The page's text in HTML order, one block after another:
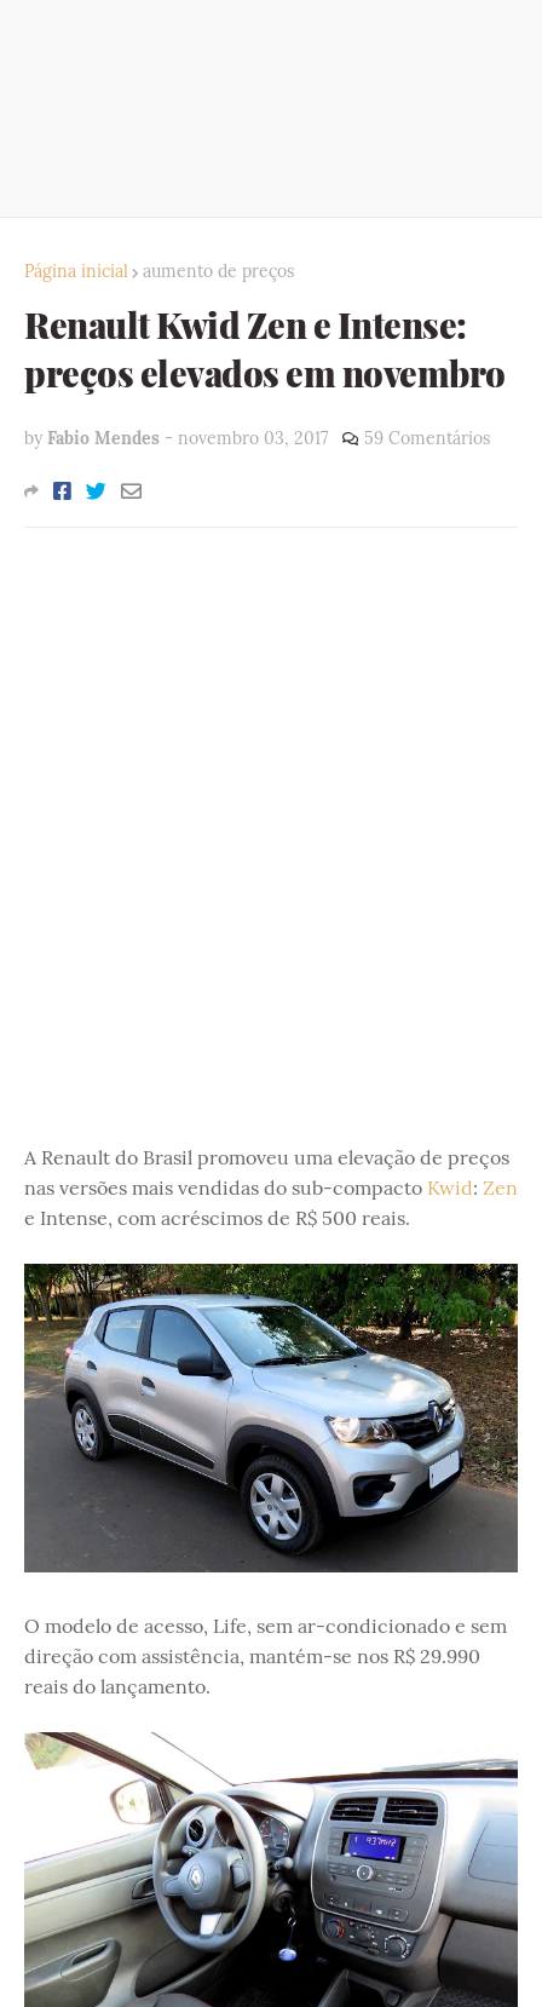
Página inicial aumento de preços
Renault Kwid Zen e Intense:
preços elevados em novembro
by Fabio Mendes - novembro 03, 2017 59 Comentários
A Renault do Brasil promoveu uma elevação de preços
nas versões mais vendidas do sub-compacto Kwid: Zen
e Intense, com acréscimos de R$ 500 reais.
O modelo de acesso, Life, sem ar-condicionado e sem
direção com assistência, mantém-se nos R$ 29.990
reais do lançamento.